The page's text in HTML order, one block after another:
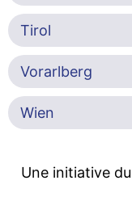
Tirol
Vorarlberg
Wien
Une initiative